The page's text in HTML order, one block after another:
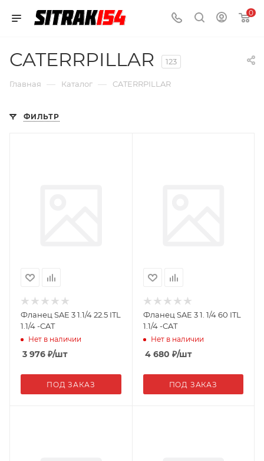
0
CATERRPILLAR 123
Главная — Каталог — CATERRPILLAR
ФИЛЬТР
Фланец SAE 3 1.1/4 22.5 ITL
1.1/4 -CAT
Нет в наличии
3 976 ₽/шт
ПОД ЗАКАЗ
Фланец SAE 3 1. 1/4 60 ITL
1.1/4 -CAT
Нет в наличии
4 680 ₽/шт
ПОД ЗАКАЗ